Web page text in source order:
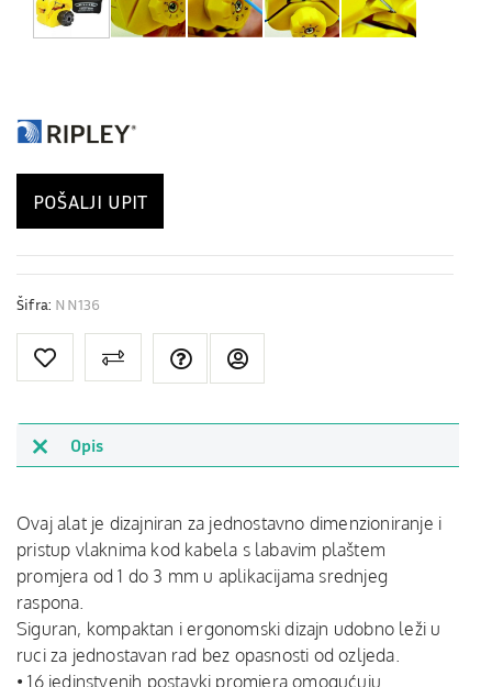
POŠALJI UPIT
Šifra: NN136
Opis
Ovaj alat je dizajniran za jednostavno dimenzioniranje i
pristup vlaknima kod kabela s labavim plaštem
promjera od 1 do 3 mm u aplikacijama srednjeg
raspona.
Siguran, kompaktan i ergonomski dizajn udobno leži u
ruci za jednostavan rad bez opasnosti od ozljeda.
• 16 jedinstvenih postavki promjera omogućuju